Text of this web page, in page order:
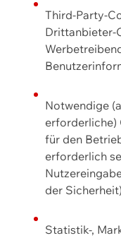
Third-Party-
Drittanbieter-
Notwendige
erforderliche)
für den
erforderlich
der
Statistik-,